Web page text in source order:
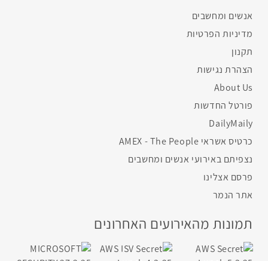
אנשים ומחשבים
מדיניות הפרטיות
תקנון
הצהרת נגישות
About Us
פורטל החדשות
DailyMaily
כרטיס אשראי AMEX - The People
נצפיתם באירועי אנשים ומחשבים
פרסם אצלינו
אתר הנמר
תמונות מהאירועים האחרונים